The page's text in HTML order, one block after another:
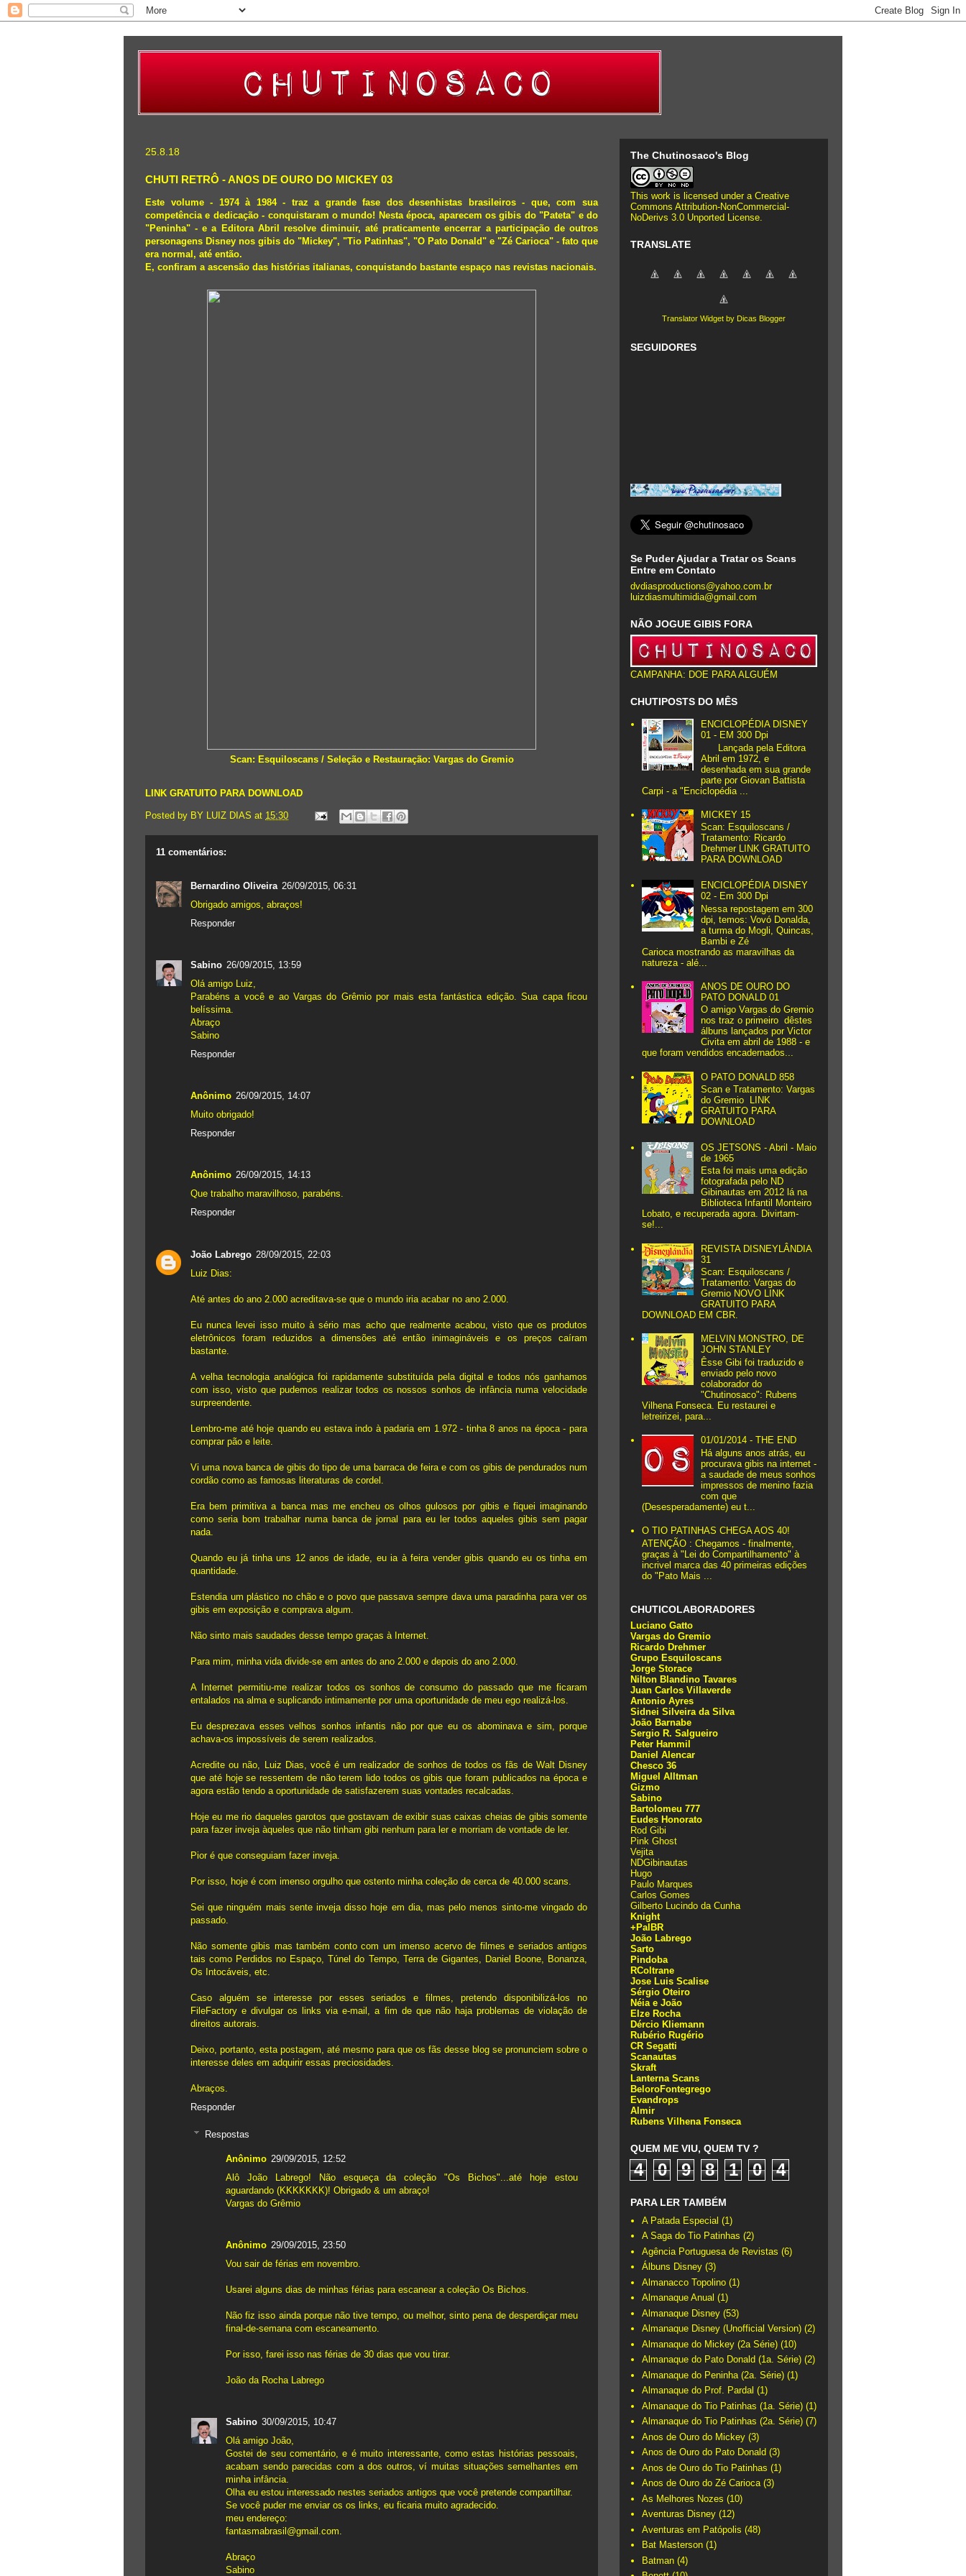
25.8.18
CHUTI RETRÔ - ANOS DE OURO DO MICKEY 03
Este volume - 1974 à 1984 - traz a grande fase dos desenhistas brasileiros - que,com sua
competência e dedicação - conquistaram o mundo! Nesta época, aparecem os gibis do "Pateta" e do
"Peninha" - e a Editora Abril resolve diminuir, até praticamente encerrar a participação de outros
personagens Disney nos gibis do "Mickey", "Tio Patinhas", "O Pato Donald" e "Zé Carioca" - fato que
era normal, até então.
E, confiram a ascensão das histórias italianas, conquistando bastante espaço nas revistas nacionais.
Scan: Esquiloscans / Seleção e Restauração: Vargas do Gremio
LINK GRATUITO PARA DOWNLOAD
Posted by BY LUIZ DIAS at 15:30
11 comentários:
Bernardino Oliveira 26/09/2015, 06:31
Obrigado amigos, abraços!
Responder
Sabino 26/09/2015, 13:59
Olá amigo Luiz,
Parabéns a você e ao Vargas do Grêmio por mais esta fantástica edição. Sua capa ficou
belíssima.
Abraço
Sabino
Responder
Anônimo 26/09/2015, 14:07
Muito obrigado!
Responder
Anônimo 26/09/2015, 14:13
Que trabalho maravilhoso, parabéns.
Responder
João Labrego 28/09/2015, 22:03
Luiz Dias:
Até antes do ano 2.000 acreditava-se que o mundo iria acabar no ano 2.000.
Eu nunca levei isso muito à sério mas acho que realmente acabou, visto que os produtos
eletrônicos foram reduzidos a dimensões até então inimagináveis e os preços caíram
bastante.
A velha tecnologia analógica foi rapidamente substituída pela digital e todos nós ganhamos
com isso, visto que pudemos realizar todos os nossos sonhos de infância numa velocidade
surpreendente.
Lembro-me até hoje quando eu estava indo à padaria em 1.972 - tinha 8 anos na época - para
comprar pão e leite.
Vi uma nova banca de gibis do tipo de uma barraca de feira e com os gibis de pendurados num
cordão como as famosas literaturas de cordel.
Era bem primitiva a banca mas me encheu os olhos gulosos por gibis e fiquei imaginando
como seria bom trabalhar numa banca de jornal para eu ler todos aqueles gibis sem pagar
nada.
Quando eu já tinha uns 12 anos de idade, eu ia à feira vender gibis quando eu os tinha em
quantidade.
Estendia um plástico no chão e o povo que passava sempre dava uma paradinha para ver os
gibis em exposição e comprava algum.
Não sinto mais saudades desse tempo graças à Internet.
Para mim, minha vida divide-se em antes do ano 2.000 e depois do ano 2.000.
A Internet permitiu-me realizar todos os sonhos de consumo do passado que me ficaram
entalados na alma e suplicando intimamente por uma oportunidade de meu ego realizá-los.
Eu desprezava esses velhos sonhos infantis não por que eu os abominava e sim, porque
achava-os impossíveis de serem realizados.
Acredite ou não, Luiz Dias, você é um realizador de sonhos de todos os fãs de Walt Disney
que até hoje se ressentem de não terem lido todos os gibis que foram publicados na época e
agora estão tendo a oportunidade de satisfazerem suas vontades recalcadas.
Hoje eu me rio daqueles garotos que gostavam de exibir suas caixas cheias de gibis somente
para fazer inveja àqueles que não tinham gibi nenhum para ler e morriam de vontade de ler.
Pior é que conseguiam fazer inveja.
Por isso, hoje é com imenso orgulho que ostento minha coleção de cerca de 40.000 scans.
Sei que ninguém mais sente inveja disso hoje em dia, mas pelo menos sinto-me vingado do
passado.
Não somente gibis mas também conto com um imenso acervo de filmes e seriados antigos
tais como Perdidos no Espaço, Túnel do Tempo, Terra de Gigantes, Daniel Boone, Bonanza,
Os Intocáveis, etc.
Caso alguém se interesse por esses seriados e filmes, pretendo disponibilizá-los no
FileFactory e divulgar os links via e-mail, a fim de que não haja problemas de violação de
direitos autorais.
Deixo, portanto, esta postagem, até mesmo para que os fãs desse blog se pronunciem sobre o
interesse deles em adquirir essas preciosidades.
Abraços.
Responder
Respostas
Anônimo 29/09/2015, 12:52
Alô João Labrego! Não esqueça da coleção "Os Bichos"...até hoje estou
aguardando (KKKKKKK)! Obrigado & um abraço!
Vargas do Grêmio
Anônimo 29/09/2015, 23:50
Vou sair de férias em novembro.
Usarei alguns dias de minhas férias para escanear a coleção Os Bichos.
Não fiz isso ainda porque não tive tempo, ou melhor, sinto pena de desperdiçar meu
final-de-semana com escaneamento.
Por isso, farei isso nas férias de 30 dias que vou tirar.
João da Rocha Labrego
Sabino 30/09/2015, 10:47
Olá amigo João,
Gostei de seu comentário, e é muito interessante, como estas histórias pessoais,
acabam sendo parecidas com a dos outros, ví muitas situações semelhantes em
minha infância.
Olha eu estou interessado nestes seriados antigos que você pretende compartilhar.
Se você puder me enviar os os links, eu ficaria muito agradecido.
meu endereço:
fantasmabrasil@gmail.com.
Abraço
Sabino
The Chutinosaco's Blog
This work is licensed under a Creative
Commons Attribution-NonCommercial-
NoDerivs 3.0 Unported License.
TRANSLATE
Translator Widget by Dicas Blogger
SEGUIDORES
Se Puder Ajudar a Tratar os Scans
Entre em Contato
dvdiasproductions@yahoo.com.br
luizdiasmultimidia@gmail.com
NÃO JOGUE GIBIS FORA
CAMPANHA: DOE PARA ALGUÉM
CHUTIPOSTS DO MÊS
ENCICLOPÉDIA DISNEY
01 - EM 300 Dpi
Lançada pela Editora
Abril em 1972, e
desenhada em sua grande
parte por Giovan Battista
Carpi - a "Enciclopédia ...
MICKEY 15
Scan: Esquiloscans /
Tratamento: Ricardo
Drehmer LINK GRATUITO
PARA DOWNLOAD
ENCICLOPÉDIA DISNEY
02 - Em 300 Dpi
Nessa repostagem em 300
dpi, temos: Vovó Donalda,
a turma do Mogli, Quincas,
Bambi e Zé
Carioca mostrando as maravilhas da
natureza - alé...
ANOS DE OURO DO
PATO DONALD 01
O amigo Vargas do Gremio
nos traz o primeiro dêstes
álbuns lançados por Victor
Civita em abril de 1988 - e
que foram vendidos encadernados...
O PATO DONALD 858
Scan e Tratamento: Vargas
do Gremio LINK
GRATUITO PARA
DOWNLOAD
OS JETSONS - Abril - Maio
de 1965
Esta foi mais uma edição
fotografada pelo ND
Gibinautas em 2012 lá na
Biblioteca Infantil Monteiro
Lobato, e recuperada agora. Divirtam-
se!...
REVISTA DISNEYLÂNDIA
31
Scan: Esquiloscans /
Tratamento: Vargas do
Gremio NOVO LINK
GRATUITO PARA
DOWNLOAD EM CBR.
MELVIN MONSTRO, DE
JOHN STANLEY
Êsse Gibi foi traduzido e
enviado pelo novo
colaborador do
"Chutinosaco": Rubens
Vilhena Fonseca. Eu restaurei e
letreirizei, para...
01/01/2014 - THE END
Há alguns anos atrás, eu
procurava gibis na internet -
a saudade de meus sonhos
impressos de menino fazia
com que
(Desesperadamente) eu t...
O TIO PATINHAS CHEGA AOS 40!
ATENÇÃO : Chegamos - finalmente,
graças à "Lei do Compartilhamento" à
incrivel marca das 40 primeiras edições
do "Pato Mais ...
CHUTICOLABORADORES
Luciano Gatto
Vargas do Gremio
Ricardo Drehmer
Grupo Esquiloscans
Jorge Storace
Nilton Blandino Tavares
Juan Carlos Villaverde
Antonio Ayres
Sidnei Silveira da Silva
João Barnabe
Sergio R. Salgueiro
Peter Hammil
Daniel Alencar
Chesco 36
Miguel Alltman
Gizmo
Sabino
Bartolomeu 777
Eudes Honorato
Rod Gibi
Pink Ghost
Vejita
NDGibinautas
Hugo
Paulo Marques
Carlos Gomes
Gilberto Lucindo da Cunha
Knight
+PalBR
João Labrego
Sarto
Pindoba
RColtrane
Jose Luis Scalise
Sérgio Oteiro
Néia e João
Elze Rocha
Dércio Kliemann
Rubério Rugério
CR Segatti
Scanautas
Skraft
Lanterna Scans
BeloroFontegrego
Evandrops
Almir
Rubens Vilhena Fonseca
QUEM ME VIU, QUEM TV ?
4 0 9 8 1 0 4
PARA LER TAMBÉM
A Patada Especial (1)
A Saga do Tio Patinhas (2)
Agência Portuguesa de Revistas (6)
Álbuns Disney (3)
Almanacco Topolino (1)
Almanaque Anual (1)
Almanaque Disney (53)
Almanaque Disney (Unofficial Version) (2)
Almanaque do Mickey (2a Série) (10)
Almanaque do Pato Donald (1a. Série) (2)
Almanaque do Peninha (2a. Série) (1)
Almanaque do Prof. Pardal (1)
Almanaque do Tio Patinhas (1a. Série) (1)
Almanaque do Tio Patinhas (2a. Série) (7)
Anos de Ouro do Mickey (3)
Anos de Ouro do Pato Donald (3)
Anos de Ouro do Tio Patinhas (1)
Anos de Ouro do Zé Carioca (3)
As Melhores Nozes (10)
Aventuras Disney (12)
Aventuras em Patópolis (48)
Bat Masterson (1)
Batman (4)